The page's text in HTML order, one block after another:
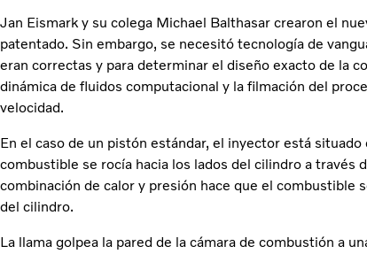
Jan Eismark y su colega Michael Balthasar crearon el
patentado. Sin embargo, se necesitó tecnología de
eran correctas y para determinar el diseño exacto de la
dinámica de fluidos computacional y la filmación del
velocidad.
En el caso de un pistón estándar, el inyector está
combustible se rocía hacia los lados del cilindro a través
combinación de calor y presión hace que el combustible
del cilindro.
La llama golpea la pared de la cámara de combustión a